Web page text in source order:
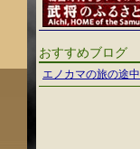
おすすめブログ
エノカマの旅の途中